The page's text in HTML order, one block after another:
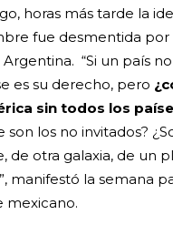
horas más tarde la
fue desmentida por
“Si un país
es su derecho, pero
sin todos los
son los no invitados?
de otra galaxia, de un
manifestó la semana
mexicano.